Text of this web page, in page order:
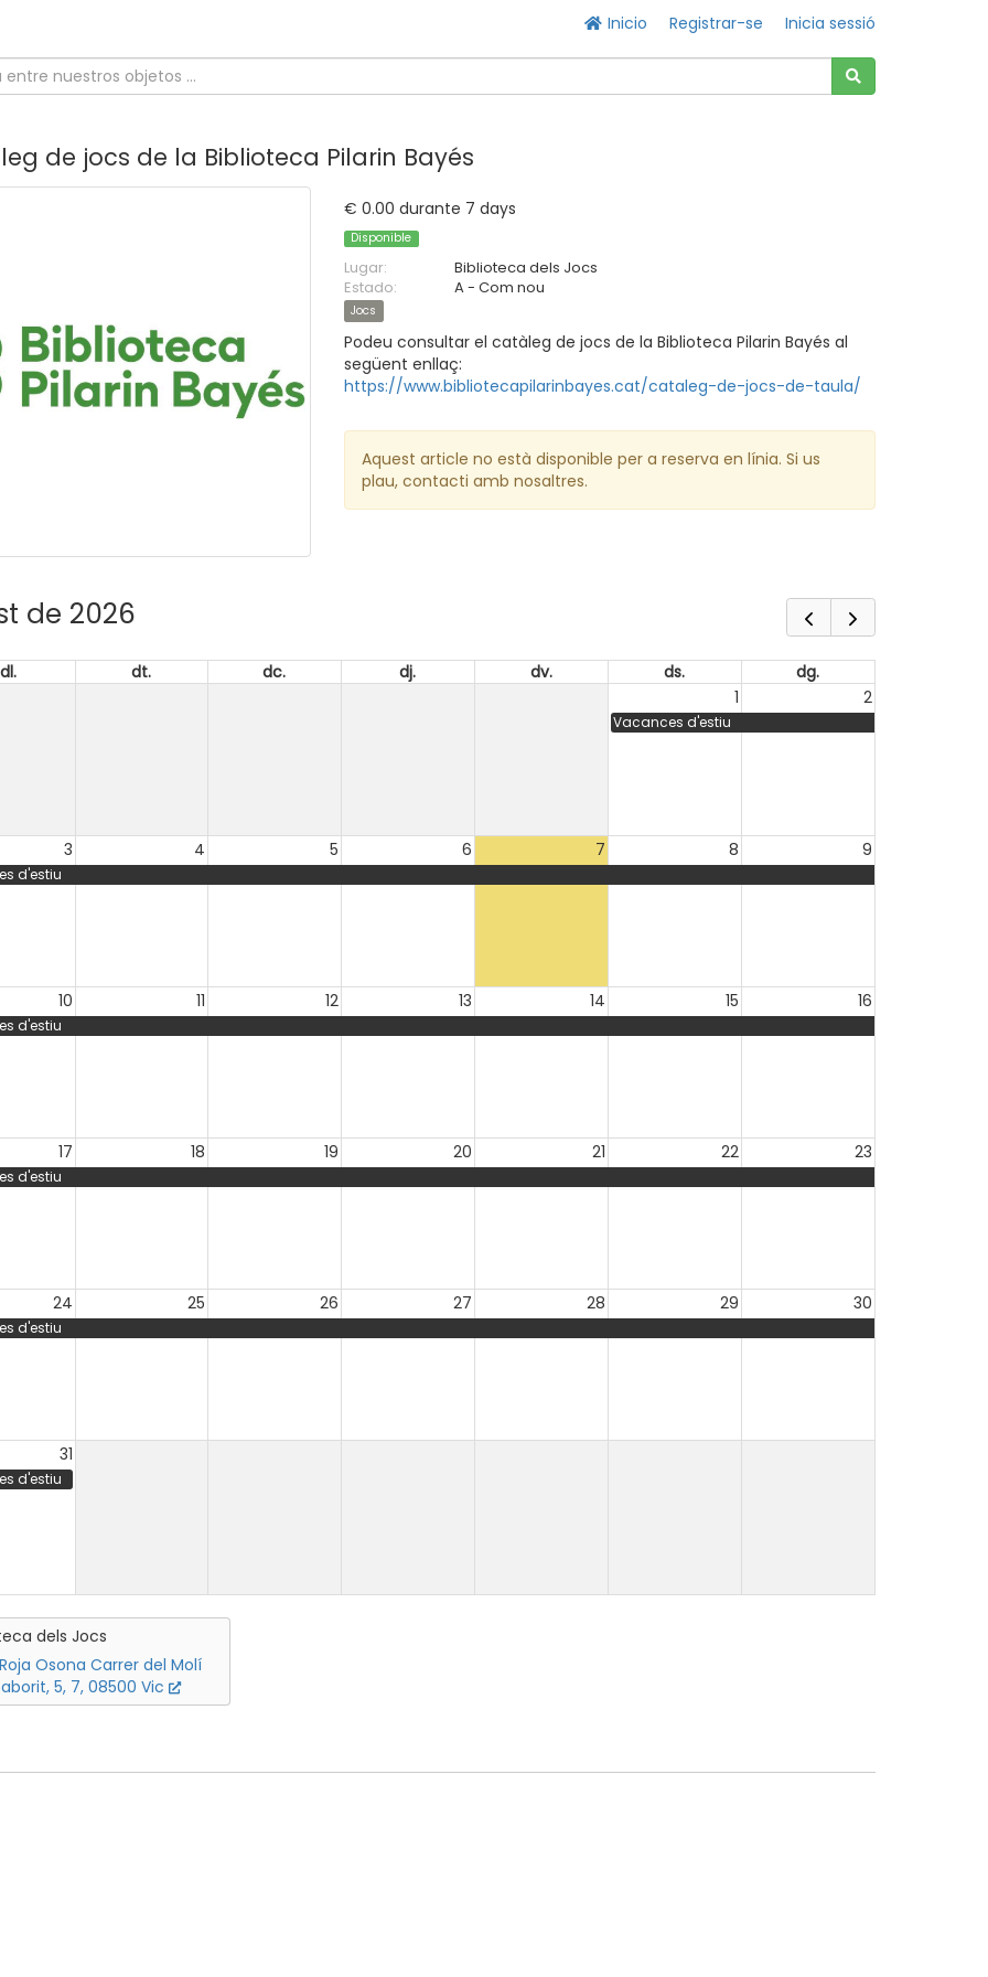
Inicio Registrar-se Inicia sessió
de jocs de la Biblioteca Pilarin Bayés
€ 0.00 durante 7 days
Disponible
Lugar:
Biblioteca dels Jocs
Estado:
A - Com nou
Jocs
Podeu consultar el catàleg de jocs de la Biblioteca Pilarin Bayés al
següent enllaç:
https://www.bibliotecapilarinbayes.cat/cataleg-de-jocs-de-taula/
Aquest article no està disponible per a reserva en línia. Si us
plau, contacti amb nosaltres.
de 2026
dl. dt. dc. dj. dv. ds.
dg.
1
2
Vacances d'estiu
3 4 5 6 7 8 9
d'estiu
10 11 12 13 14 15 16
d'estiu
17 18 19 20 21 22 23
d'estiu
24 25 26 27 28 29 30
d'estiu
31
d'estiu
dels Jocs
Osona Carrer del Molí
5, 7, 08500 Vic